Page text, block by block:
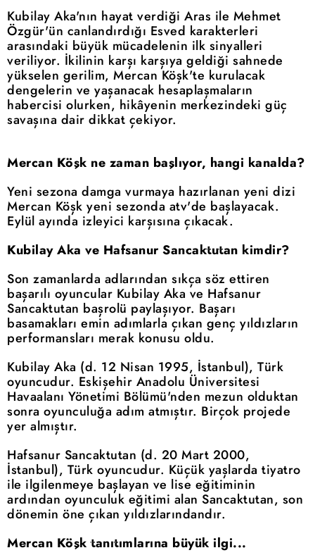
Kubilay Aka'nın hayat verdiği Aras ile Mehmet
Özgür'ün canlandırdığı Esved karakterleri
arasındaki büyük mücadelenin ilk sinyalleri
veriliyor. İkilinin karşı karşıya geldiği sahnede
yükselen gerilim, Mercan Köşk'te kurulacak
dengelerin ve yaşanacak hesaplaşmaların
habercisi olurken, hikâyenin merkezindeki güç
savaşına dair dikkat çekiyor.
Mercan Köşk ne zaman başlıyor, hangi kanalda?
Yeni sezona damga vurmaya hazırlanan yeni dizi
Mercan Köşk yeni sezonda atv'de başlayacak.
Eylül ayında izleyici karşısına çıkacak.
Kubilay Aka ve Hafsanur Sancaktutan kimdir?
Son zamanlarda adlarından sıkça söz ettiren
başarılı oyuncular Kubilay Aka ve Hafsanur
Sancaktutan başrolü paylaşıyor. Başarı
basamakları emin adımlarla çıkan genç yıldızların
performansları merak konusu oldu.
Kubilay Aka (d. 12 Nisan 1995, İstanbul), Türk
oyuncudur. Eskişehir Anadolu Üniversitesi
Havaalanı Yönetimi Bölümü'nden mezun olduktan
sonra oyunculuğa adım atmıştır. Birçok projede
yer almıştır.
Hafsanur Sancaktutan (d. 20 Mart 2000,
İstanbul), Türk oyuncudur. Küçük yaşlarda tiyatro
ile ilgilenmeye başlayan ve lise eğitiminin
ardından oyunculuk eğitimi alan Sancaktutan, son
dönemin öne çıkan yıldızlarındandır.
Mercan Köşk tanıtımlarına büyük ilgi...